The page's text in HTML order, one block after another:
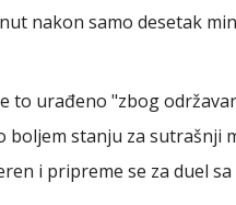
nakon samo desetak
to urađeno "zbog
stanju za sutrašnji
i pripreme se za duel sa